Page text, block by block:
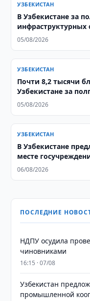
УЗБЕКИСТАН
В Узбекистане за
инфраструктурных
05/08/2026
УЗБЕКИСТАН
Почти 8,2 тысячи
Узбекистане за
05/08/2026
УЗБЕКИСТАН
В Узбекистане
месте
06/08/2026
ПОСЛЕДНИЕ
НДПУ осудила
чиновниками
16:15 · 07/08
Узбекистан
промышленной